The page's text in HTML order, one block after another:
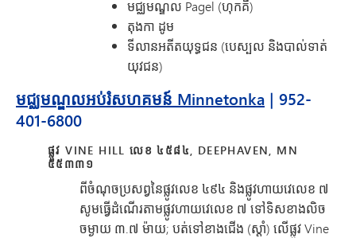
មជ្ឈមណ្ឌល Pagel (ហុកគី)
តុងកា ដូម
ទីលានអតីតយុទ្ធជន (បេស្បល និងបាល់ទាត់
យុវជន)
មជ្ឈមណ្ឌលអប់រំសហគមន៍ Minnetonka | 952-
401-6800
ផ្លូវ VINE HILL លេខ ៤៥៨៤, DEEPHAVEN, MN
៥៥៣៣១
ពីចំណុចប្រសព្វនៃផ្លូវលេខ ៤៩៤ និងផ្លូវហាយវេលេខ ៧
សូមធ្វើដំណើរតាមផ្លូវហាយវេលេខ ៧ ទៅទិសខាងលិច
ចម្ងាយ ៣.៧ ម៉ាយ; បត់ទៅខាងជើង (ស្តាំ) លើផ្លូវ Vine